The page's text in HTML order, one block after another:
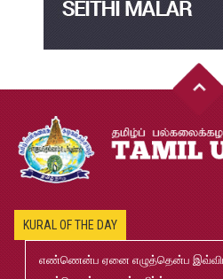
முதுநிலை-பட்டயம்-தேர்வு-
Jul
20
முனைவர்பட்டப்-பயிற்சிப்-
Jun
02
2026-2027 B.Ed., M.Ed.,
Jun
02
B.Ed and M.Ed Admission
KURAL OF THE DAY
எண்ணென்ப ஏனை எழுத்தென்ப